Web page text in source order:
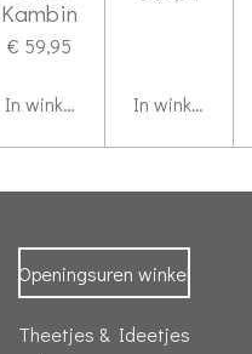
Kambin
€ 59,95
In winkelwagen In winkelwagen
Openingsuren winkel
Theetjes & Ideetjes